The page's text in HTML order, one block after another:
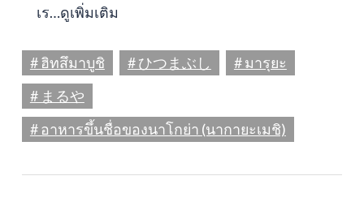
เร…ดูเพิ่มเติม
# ฮิทสึมาบูชิ # ひつまぶし
# มารุยะ
# まるや
# อาหารขึ้นชื่อของนาโกย่า (นากายะเมชิ)